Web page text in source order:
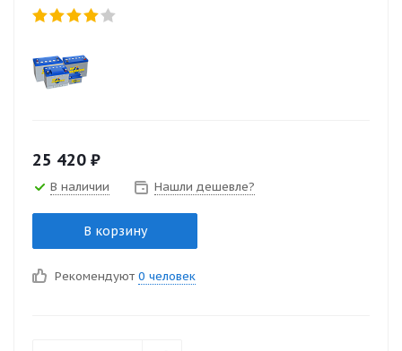
25 420 ₽
В наличии Нашли дешевле?
В корзину
Рекомендуют 0 человек